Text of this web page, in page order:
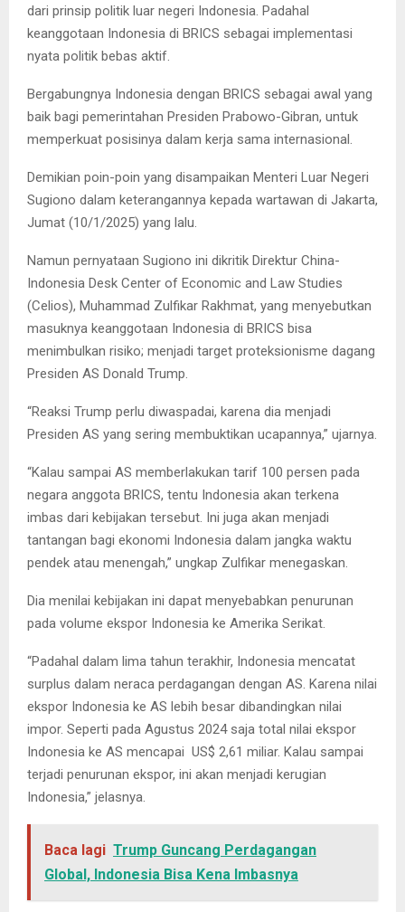
dari prinsip politik luar negeri Indonesia. Padahal
keanggotaan Indonesia di BRICS sebagai implementasi
nyata politik bebas aktif.
Bergabungnya Indonesia dengan BRICS sebagai awal yang
baik bagi pemerintahan Presiden Prabowo-Gibran, untuk
memperkuat posisinya dalam kerja sama internasional.
Demikian poin-poin yang disampaikan Menteri Luar Negeri
Sugiono dalam keterangannya kepada wartawan di Jakarta,
Jumat (10/1/2025) yang lalu.
Namun pernyataan Sugiono ini dikritik Direktur China-
Indonesia Desk Center of Economic and Law Studies
(Celios), Muhammad Zulfikar Rakhmat, yang menyebutkan
masuknya keanggotaan Indonesia di BRICS bisa
menimbulkan risiko; menjadi target proteksionisme dagang
Presiden AS Donald Trump.
“Reaksi Trump perlu diwaspadai, karena dia menjadi
Presiden AS yang sering membuktikan ucapannya,” ujarnya.
“Kalau sampai AS memberlakukan tarif 100 persen pada
negara anggota BRICS, tentu Indonesia akan terkena
imbas dari kebijakan tersebut. Ini juga akan menjadi
tantangan bagi ekonomi Indonesia dalam jangka waktu
pendek atau menengah,” ungkap Zulfikar menegaskan.
Dia menilai kebijakan ini dapat menyebabkan penurunan
pada volume ekspor Indonesia ke Amerika Serikat.
“Padahal dalam lima tahun terakhir, Indonesia mencatat
surplus dalam neraca perdagangan dengan AS. Karena nilai
ekspor Indonesia ke AS lebih besar dibandingkan nilai
impor. Seperti pada Agustus 2024 saja total nilai ekspor
Indonesia ke AS mencapai US$ 2,61 miliar. Kalau sampai
terjadi penurunan ekspor, ini akan menjadi kerugian
Indonesia,” jelasnya.
Baca lagi Trump Guncang Perdagangan
Global, Indonesia Bisa Kena Imbasnya